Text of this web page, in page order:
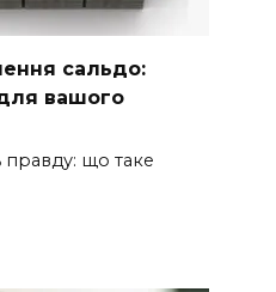
сальдо:
вашого
правду: що таке